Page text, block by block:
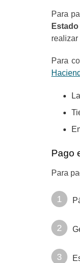
Para
realizar
Para
Pago
Para